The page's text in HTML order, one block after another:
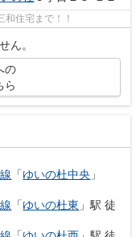
住宅まで！！
ん。
の
ら
「ゆいの杜中央 」
「ゆいの杜東 」駅 徒